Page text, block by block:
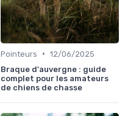
Pointeurs • 12/06/2025
Braque d'auvergne : guide
complet pour les amateurs
de chiens de chasse